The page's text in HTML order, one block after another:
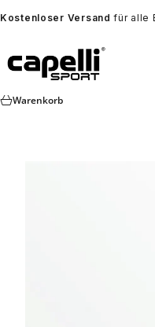
Kostenloser Versand für alle
Capelli Sport Europe
Warenkorb